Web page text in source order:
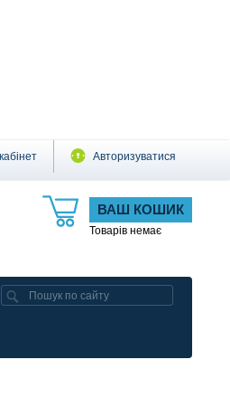
Авторизуватися
ВАШ КОШИК
Товарів немає